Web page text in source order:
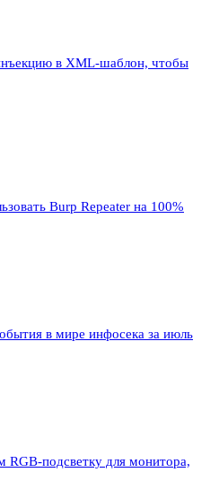
в XML-шаблон, чтобы
Burp Repeater на 100%
в мире инфосека за июль
RGB-подсветку для монитора,